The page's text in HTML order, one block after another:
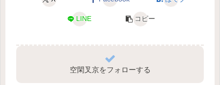
LINE コピー
空閑叉京をフォローする